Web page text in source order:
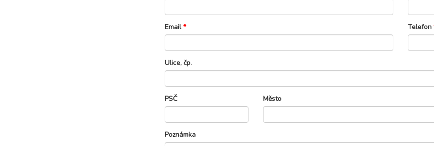
Email* Telefon
Ulice, čp.
PSČ Město
Poznámka